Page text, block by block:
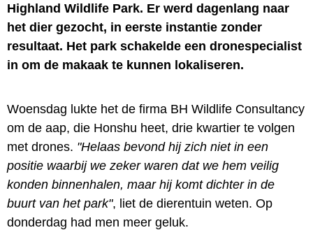
Highland Wildlife Park. Er werd dagenlang naar
het dier gezocht, in eerste instantie zonder
resultaat. Het park schakelde een dronespecialist
in om de makaak te kunnen lokaliseren.
Woensdag lukte het de firma BH Wildlife Consultancy
om de aap, die Honshu heet, drie kwartier te volgen
met drones. "Helaas bevond hij zich niet in een
positie waarbij we zeker waren dat we hem veilig
konden binnenhalen, maar hij komt dichter in de
buurt van het park", liet de dierentuin weten. Op
donderdag had men meer geluk.